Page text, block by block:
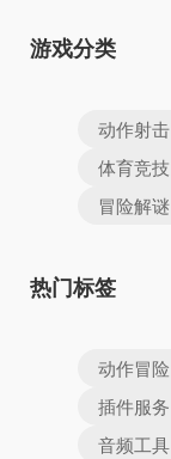
游戏分类
动作射击
体育竞技
冒险解谜
热门标签
动作冒险
插件服务
音频工具